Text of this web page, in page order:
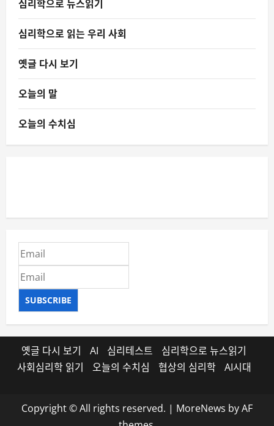
심리학으로 뉴스읽기
심리학으로 읽는 우리 사회
옛글 다시 보기
오늘의 말
오늘의 수치심
SUBSCRIBE
옛글 다시 보기 AI 심리테스트
심리학으로 뉴스읽기
사회심리학 읽기
오늘의 수치심 협상의 심리학 AI시대
Copyright © All rights reserved. | MoreNews by AF